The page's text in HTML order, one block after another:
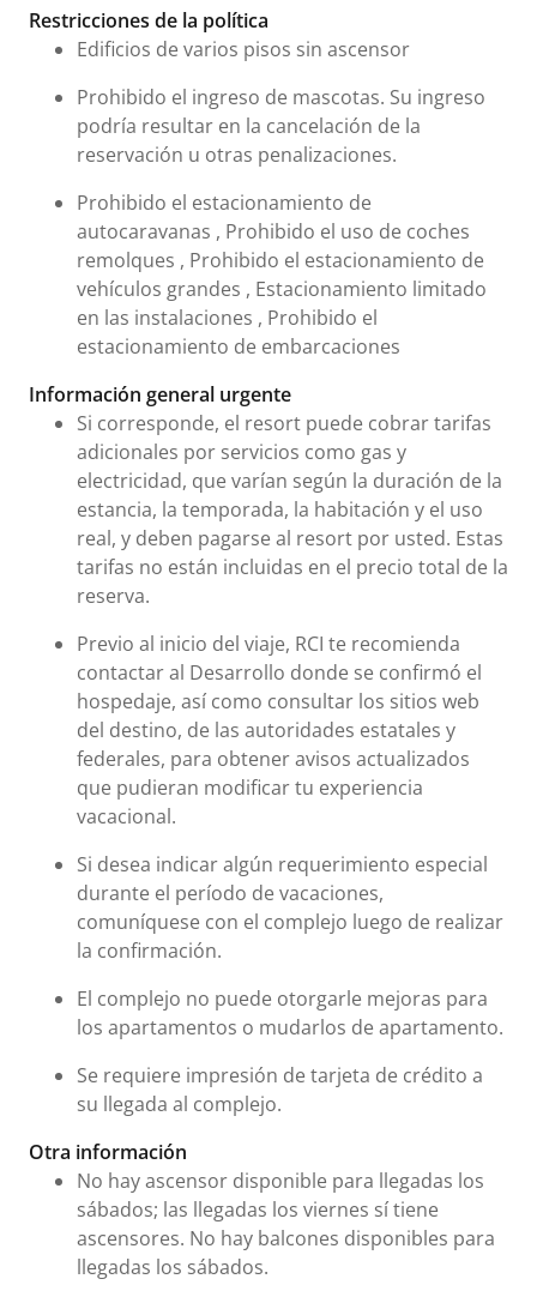
Tarifas e información urgente
Restricciones de la política
Edificios de varios pisos sin ascensor
Prohibido el ingreso de mascotas. Su ingreso
podría resultar en la cancelación de la
reservación u otras penalizaciones.
Prohibido el estacionamiento de
autocaravanas , Prohibido el uso de coches
remolques , Prohibido el estacionamiento de
vehículos grandes , Estacionamiento limitado
en las instalaciones , Prohibido el
estacionamiento de embarcaciones
Información general urgente
Si corresponde, el resort puede cobrar tarifas
adicionales por servicios como gas y
electricidad, que varían según la duración de la
estancia, la temporada, la habitación y el uso
real, y deben pagarse al resort por usted. Estas
tarifas no están incluidas en el precio total de la
reserva.
Previo al inicio del viaje, RCI te recomienda
contactar al Desarrollo donde se confirmó el
hospedaje, así como consultar los sitios web
del destino, de las autoridades estatales y
federales, para obtener avisos actualizados
que pudieran modificar tu experiencia
vacacional.
Si desea indicar algún requerimiento especial
durante el período de vacaciones,
comuníquese con el complejo luego de realizar
la confirmación.
El complejo no puede otorgarle mejoras para
los apartamentos o mudarlos de apartamento.
Se requiere impresión de tarjeta de crédito a
su llegada al complejo.
Otra información
No hay ascensor disponible para llegadas los
sábados; las llegadas los viernes sí tiene
ascensores. No hay balcones disponibles para
llegadas los sábados.